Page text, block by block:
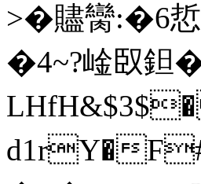
>�贐臠:�6
�4~?崯臤鉭
d1rY�